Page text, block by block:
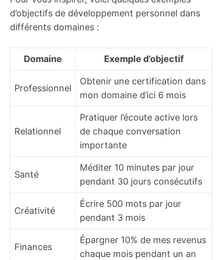
d’objectifs de développement personnel dans
différents domaines :
Domaine Exemple d’objectif
Professionnel
Obtenir une certification dans
mon domaine d’ici 6 mois
Relationnel
Pratiquer l’écoute active lors
de chaque conversation
importante
Santé
Méditer 10 minutes par jour
pendant 30 jours consécutifs
Créativité
Écrire 500 mots par jour
pendant 3 mois
Finances
Épargner 10% de mes revenus
chaque mois pendant un an